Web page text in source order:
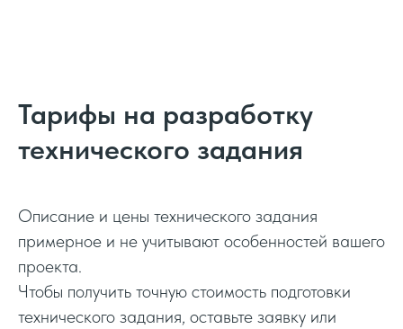
Тарифы на разработку
технического задания
Описание и цены технического задания
примерное и не учитывают особенностей вашего
проекта.
Чтобы получить точную стоимость подготовки
технического задания, оставьте заявку или